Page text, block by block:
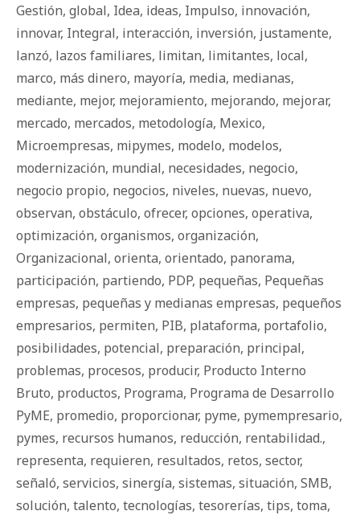
Gestión, global, Idea, ideas, Impulso, innovación,
innovar, Integral, interacción, inversión, justamente,
lanzó, lazos familiares, limitan, limitantes, local,
marco, más dinero, mayoría, media, medianas,
mediante, mejor, mejoramiento, mejorando, mejorar,
mercado, mercados, metodología, Mexico,
Microempresas, mipymes, modelo, modelos,
modernización, mundial, necesidades, negocio,
negocio propio, negocios, niveles, nuevas, nuevo,
observan, obstáculo, ofrecer, opciones, operativa,
optimización, organismos, organización,
Organizacional, orienta, orientado, panorama,
participación, partiendo, PDP, pequeñas, Pequeñas
empresas, pequeñas y medianas empresas, pequeños
empresarios, permiten, PIB, plataforma, portafolio,
posibilidades, potencial, preparación, principal,
problemas, procesos, producir, Producto Interno
Bruto, productos, Programa, Programa de Desarrollo
PyME, promedio, proporcionar, pyme, pymempresario,
pymes, recursos humanos, reducción, rentabilidad.,
representa, requieren, resultados, retos, sector,
señaló, servicios, sinergía, sistemas, situación, SMB,
solución, talento, tecnologías, tesorerías, tips, toma,